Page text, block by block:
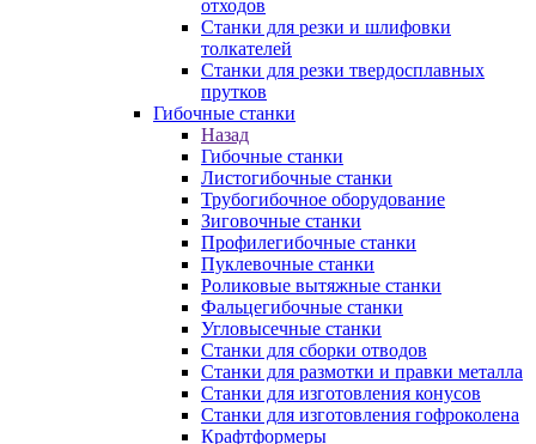
отходов
Станки для резки и шлифовки
толкателей
Станки для резки твердосплавных
прутков
Гибочные станки
Назад
Гибочные станки
Листогибочные станки
Трубогибочное оборудование
Зиговочные станки
Профилегибочные станки
Пуклевочные станки
Роликовые вытяжные станки
Фальцегибочные станки
Угловысечные станки
Станки для сборки отводов
Станки для размотки и правки металла
Станки для изготовления конусов
Станки для изготовления гофроколена
Крафтформеры